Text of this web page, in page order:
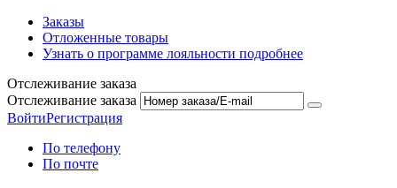
Заказы
Отложенные товары
Узнать о программе лояльности подробнее
Отслеживание заказа
Отслеживание заказа
ВойтиРегистрация
По телефону
По почте